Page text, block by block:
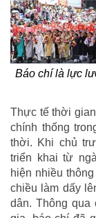
Báo chí là lực
Thực tế thời
chính thống
thời. Khi chủ
triển khai từ
hiện nhiều
chiều làm dấy
dân. Thông qua